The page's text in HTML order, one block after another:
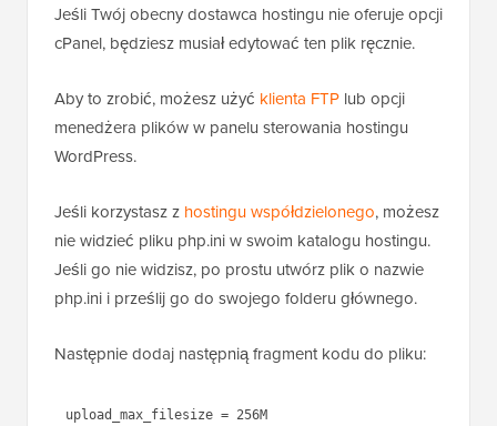
Jeśli Twój obecny dostawca hostingu nie oferuje opcji
cPanel, będziesz musiał edytować ten plik ręcznie.
Aby to zrobić, możesz użyć klienta FTP lub opcji
menedżera plików w panelu sterowania hostingu
WordPress.
Jeśli korzystasz z hostingu współdzielonego, możesz
nie widzieć pliku php.ini w swoim katalogu hostingu.
Jeśli go nie widzisz, po prostu utwórz plik o nazwie
php.ini i prześlij go do swojego folderu głównego.
Następnie dodaj następnią fragment kodu do pliku:
upload_max_filesize = 256M